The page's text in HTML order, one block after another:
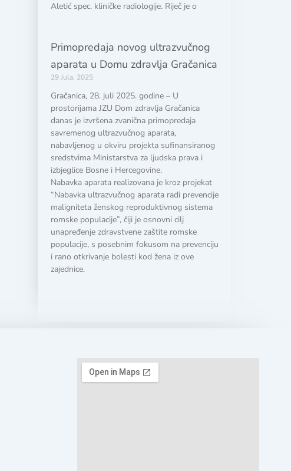
Aletić spec. kliničke radiologije. Riječ je o
Primopredaja novog ultrazvučnog
aparata u Domu zdravlja Gračanica
29 Jula, 2025
Gračanica, 28. juli 2025. godine – U
prostorijama JZU Dom zdravlja Gračanica
danas je izvršena zvanična primopredaja
savremenog ultrazvučnog aparata,
nabavljenog u okviru projekta sufinansiranog
sredstvima Ministarstva za ljudska prava i
izbjeglice Bosne i Hercegovine.
Nabavka aparata realizovana je kroz projekat
“Nabavka ultrazvučnog aparata radi prevencije
maligniteta ženskog reproduktivnog sistema
romske populacije”, čiji je osnovni cilj
unapređenje zdravstvene zaštite romske
populacije, s posebnim fokusom na prevenciju
i rano otkrivanje bolesti kod žena iz ove
zajednice.